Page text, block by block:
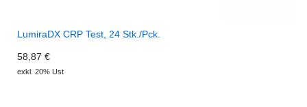
LumiraDX CRP Test, 24 Stk./Pck.
58,87 €
exkl. 20% Ust